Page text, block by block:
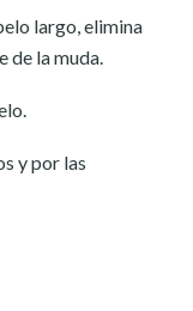
largo, elimina
de la muda.
y por las